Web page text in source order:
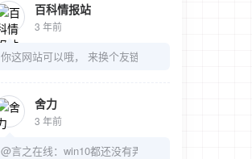
百科情报站
3 年前
你这网站可以哦， 来换个友链吧
舍力
3 年前
@言之在线：win10都还没有弄明白呢